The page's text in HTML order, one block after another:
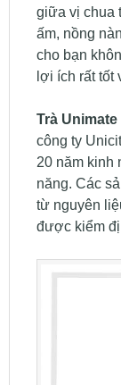
giữa vị chua
ấm, nồng
cho bạn
lợi ích rất tốt
Trà
công ty
20 năm kinh
năng. Các
từ nguyên
được kiểm